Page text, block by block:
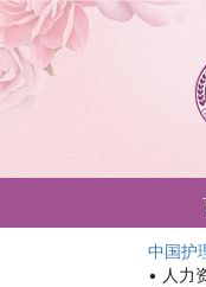
中国护
• 人力